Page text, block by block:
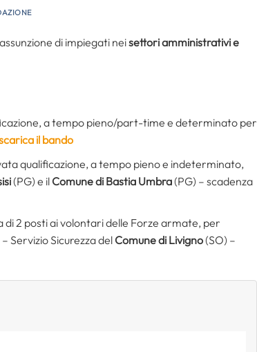
di impiegati neisettori amministrativi e
a tempo pieno/part-time e determinato per
il bando
qualificazione, a tempo pieno e indeterminato,
(PG) e il Comune di Bastia Umbra(PG) – scadenza
2 posti ai volontari delle Forze armate, per
Servizio Sicurezza del Comune di Livigno(SO) –